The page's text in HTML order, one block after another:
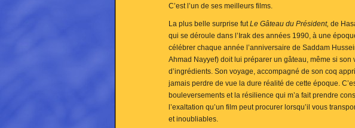
C’est l’un de ses meilleurs films.
La plus belle surprise futLe Gâteau du Président, de
qui se déroule dans l’Irak des années 1990, à une
célébrer chaque année l’anniversaire de Saddam
Ahmad Nayyef) doit lui préparer un gâteau, même si son
d’ingrédients. Son voyage, accompagné de son coq
jamais perdre de vue la dure réalité de cette époque.
bouleversements et la résilience qui m’a fait prendre
l’exaltation qu’un film peut procurer lorsqu’il vous
et inoubliables.